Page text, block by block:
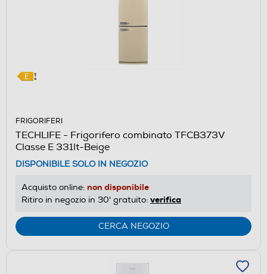
FRIGORIFERI
TECHLIFE - Frigorifero combinato TFCB373V
Classe E 331lt-Beige
DISPONIBILE SOLO IN NEGOZIO
Acquisto online: non disponibile
Ritiro in negozio in 30' gratuito: verifica
CERCA NEGOZIO